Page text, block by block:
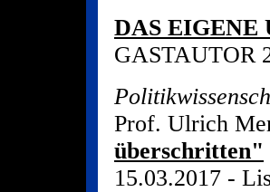
DAS EIGENE
GASTAUTOR
Prof. Ulrich
überschritten"
15.03.2017 -